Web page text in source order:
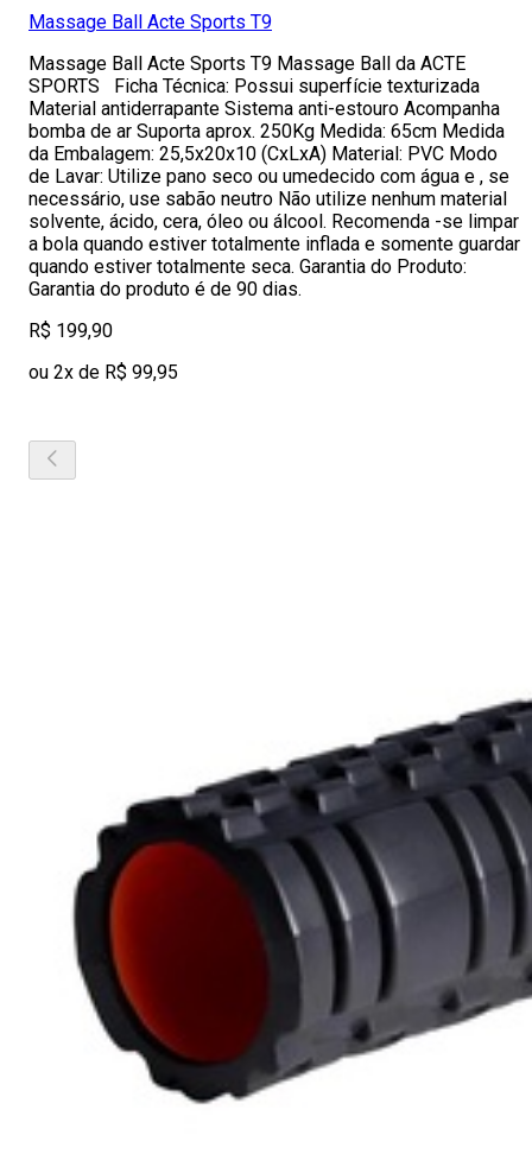
Massage Ball Acte Sports T9
Massage Ball Acte Sports T9 Massage Ball da ACTE
SPORTS Ficha Técnica: Possui superfície texturizada
Material antiderrapante Sistema anti-estouro Acompanha
bomba de ar Suporta aprox. 250Kg Medida: 65cm Medida
da Embalagem: 25,5x20x10 (CxLxA) Material: PVC Modo
de Lavar: Utilize pano seco ou umedecido com água e , se
necessário, use sabão neutro Não utilize nenhum material
solvente, ácido, cera, óleo ou álcool. Recomenda -se limpar
a bola quando estiver totalmente inflada e somente guardar
quando estiver totalmente seca. Garantia do Produto:
Garantia do produto é de 90 dias.
R$ 199,90
ou 2x de R$ 99,95